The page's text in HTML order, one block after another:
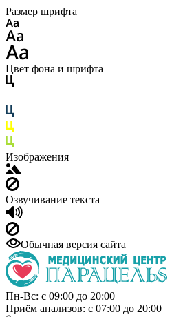
Размер шрифта
Цвет фона и шрифта
Изображения
Озвучивание текста
Обычная версия сайта
Пн-Вс: с 09:00 до 20:00
Приём анализов: с 07:00 до 20:00